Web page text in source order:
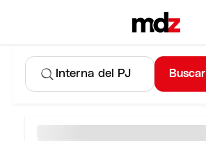
Buscar